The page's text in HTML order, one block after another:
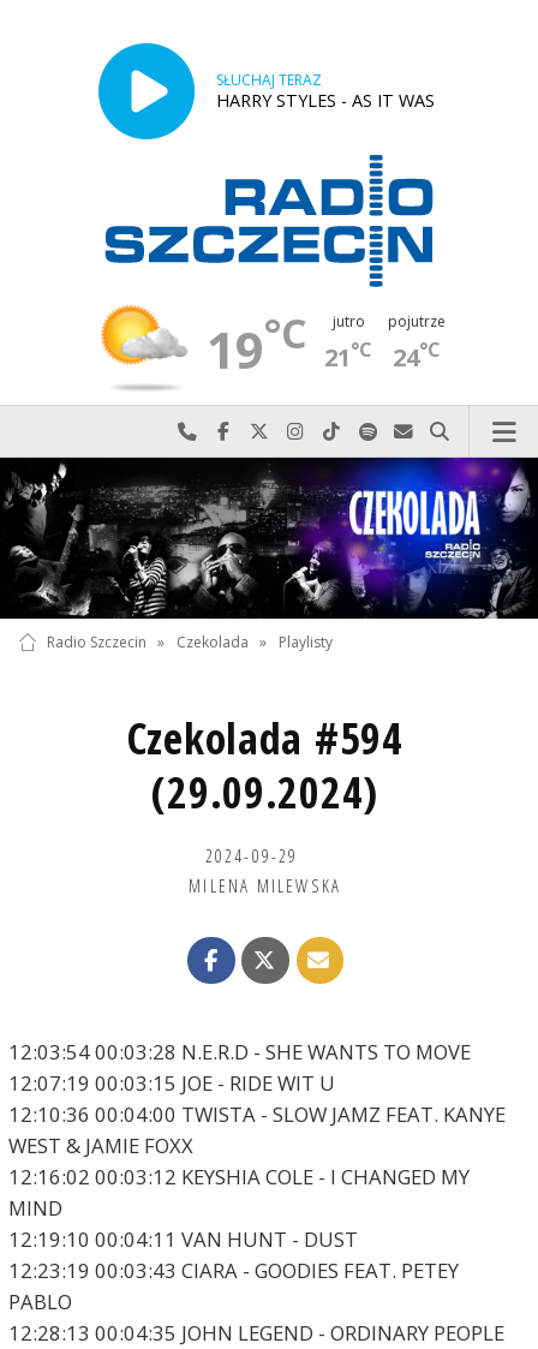
SŁUCHAJ TERAZ
HARRY STYLES - AS IT WAS
19°C jutro
21°C
pojutrze
24°C
Najlepiej po prostu do nas zadzwoń
Odwiedź nas na Facebook-u
Odwiedź nas na X
Odwiedź nas na Instagram-ie
Odwiedź nas na TikTok-u
Szukaj nas na Spotify
Wyślij do nas
Szukaj
Radio Szczecin » Czekolada » Playlisty
Czekolada #594
(29.09.2024)
2024-09-29
MILENA MILEWSKA
12:03:54 00:03:28 N.E.R.D - SHE WANTS TO MOVE
12:07:19 00:03:15 JOE - RIDE WIT U
12:10:36 00:04:00 TWISTA - SLOW JAMZ FEAT. KANYE
WEST & JAMIE FOXX
12:16:02 00:03:12 KEYSHIA COLE - I CHANGED MY
MIND
12:19:10 00:04:11 VAN HUNT - DUST
12:23:19 00:03:43 CIARA - GOODIES FEAT. PETEY
PABLO
12:28:13 00:04:35 JOHN LEGEND - ORDINARY PEOPLE